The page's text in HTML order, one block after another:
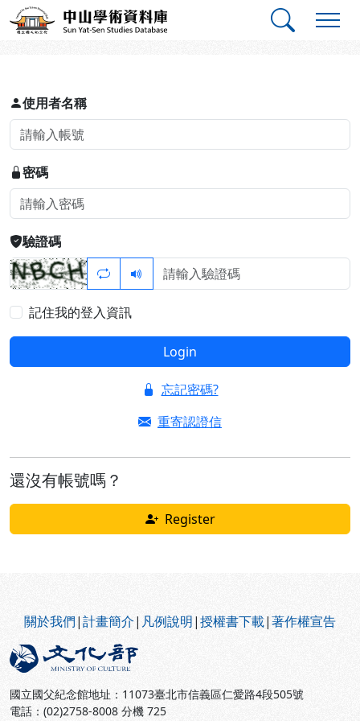
跳到主要內容
中山學術資料庫
登入
使用者名稱
密碼
驗證碼
記住我的登入資訊
Login
忘記密碼?
重寄認證信
還沒有帳號嗎？
Register
關於我們|計畫簡介| 凡例說明|授權書下載|著作權宣告
國立國父紀念館地址：11073臺北市信義區仁愛路4段505號
電話：(02)2758-8008 分機 725